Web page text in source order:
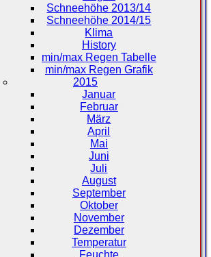
Schneehöhe 2013/14
Schneehöhe 2014/15
Klima
History
min/max Regen Tabelle
min/max Regen Grafik
2015
Januar
Februar
März
April
Mai
Juni
Juli
August
September
Oktober
November
Dezember
Temperatur
Feuchte